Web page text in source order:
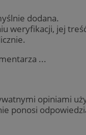
dodana.
weryfikacji, jej
...
opiniami
ponosi